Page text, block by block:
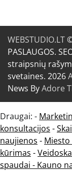
WEBSTUDIO.LT
PASLAUGOS.
straipsnių
svetaines. 2026
News ByAdore
Draugai: -
konsultacijos -
naujienos -
kūrimas -
spaudai - Kauno